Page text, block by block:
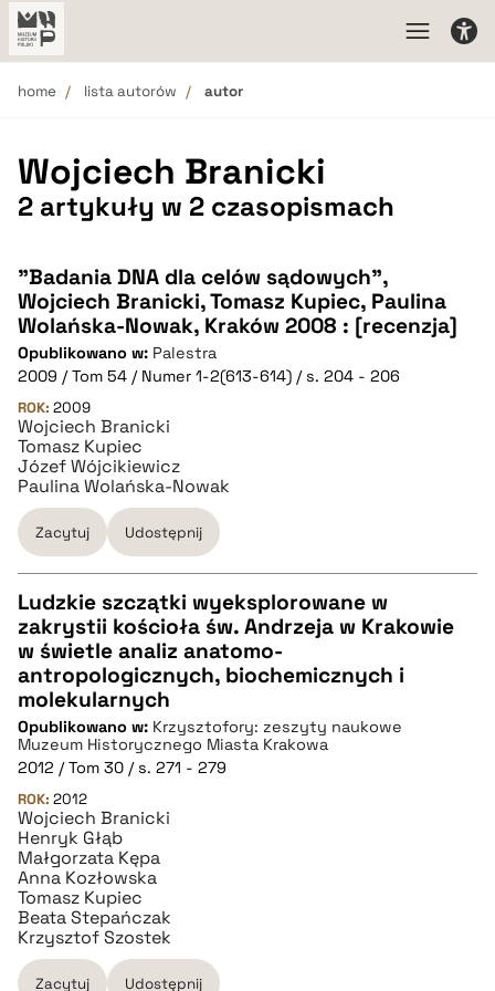
home lista autorów autor
Wojciech Branicki
2 artykuły w 2 czasopismach
"Badania DNA dla celów sądowych",
Wojciech Branicki, Tomasz Kupiec, Paulina
Wolańska-Nowak, Kraków 2008 : [recenzja]
Opublikowano w: Palestra
2009 / Tom 54 / Numer 1-2(613-614) / s. 204 - 206
ROK: 2009
Wojciech Branicki
Tomasz Kupiec
Józef Wójcikiewicz
Paulina Wolańska-Nowak
Zacytuj Udostępnij
CZYSTY TEKST
pobierz cytat
BIBTEX
pobierz cytat
Ludzkie szczątki wyeksplorowane w
zakrystii kościoła św. Andrzeja w Krakowie
w świetle analiz anatomo-
antropologicznych, biochemicznych i
molekularnych
Opublikowano w: Krzysztofory: zeszyty naukowe
Muzeum Historycznego Miasta Krakowa
2012 / Tom 30 / s. 271 - 279
ROK: 2012
Wojciech Branicki
Henryk Głąb
Małgorzata Kępa
Anna Kozłowska
Tomasz Kupiec
Beata Stepańczak
Krzysztof Szostek
Zacytuj Udostępnij